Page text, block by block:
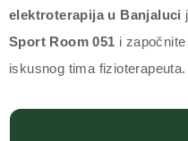
elektroterapija u Banjaluci
Sport Room 051 i
iskusnog tima fizioterapeuta.